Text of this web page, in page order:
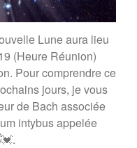
Lune aura lieu
(Heure Réunion)
Pour comprendre ce
jours, je vous
de Bach associée
intybus appelée
.